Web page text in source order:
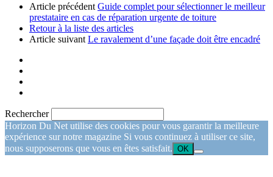
Article précédent Guide complet pour sélectionner le meilleur
prestataire en cas de réparation urgente de toiture
Retour à la liste des articles
Article suivant Le ravalement d’une façade doit être encadré
Rechercher
Horizon Du Net utilise des cookies pour vous garantir la meilleure
expérience sur notre magazine Si vous continuez à utiliser ce site,
nous supposerons que vous en êtes satisfait. OK